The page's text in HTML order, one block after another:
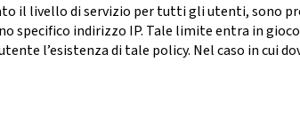
il livello di servizio per tutti gli utenti, sono
specifico indirizzo IP. Tale limite entra in
l’esistenza di tale policy. Nel caso in cui